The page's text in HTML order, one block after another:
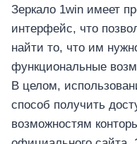
Зеркало 1win имеет
интерфейс, что
найти то, что им
функциональные
В целом,
способ получить
возможностям